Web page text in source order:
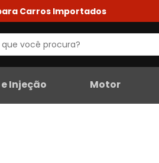
Carros Importados
Injeção Motor